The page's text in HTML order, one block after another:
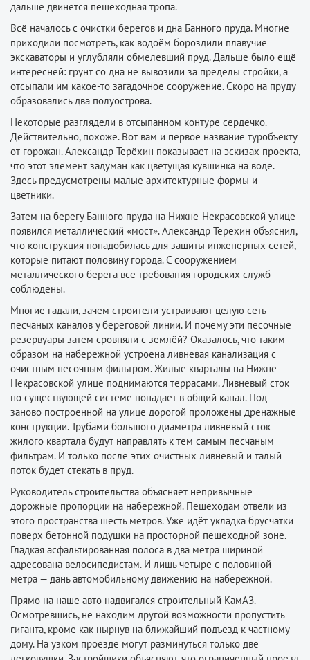
дальше двинется пешеходная тропа.
Всё началось с очистки берегов и дна Банного пруда. Многие
приходили посмотреть, как водоём бороздили плавучие
экскаваторы и углубляли обмелевший пруд. Дальше было ещё
интересней: грунт со дна не вывозили за пределы стройки, а
отсыпали им какое-то загадочное сооружение. Скоро на пруду
образовались два полуострова.
Некоторые разглядели в отсыпанном контуре сердечко.
Действительно, похоже. Вот вам и первое название туробъекту
от горожан. Александр Терёхин показывает на эскизах проекта,
что этот элемент задуман как цветущая кувшинка на воде.
Здесь предусмотрены малые архитектурные формы и
цветники.
Затем на берегу Банного пруда на Нижне-Некрасовской улице
появился металлический «мост». Александр Терёхин объяснил,
что конструкция понадобилась для защиты инженерных сетей,
которые питают половину города. С сооружением
металлического берега все требования городских служб
соблюдены.
Многие гадали, зачем строители устраивают целую сеть
песчаных каналов у береговой линии. И почему эти песочные
резервуары затем сровняли с землёй? Оказалось, что таким
образом на набережной устроена ливневая канализация с
очистным песочным фильтром. Жилые кварталы на Нижне-
Некрасовской улице поднимаются террасами. Ливневый сток
по существующей системе попадает в общий канал. Под
заново построенной на улице дорогой проложены дренажные
конструкции. Трубами большого диаметра ливневый сток
жилого квартала будут направлять к тем самым песчаным
фильтрам. И только после этих очистных ливневый и талый
поток будет стекать в пруд.
Руководитель строительства объясняет непривычные
дорожные пропорции на набережной. Пешеходам отвели из
этого пространства шесть метров. Уже идёт укладка брусчатки
поверх бетонной подушки на просторной пешеходной зоне.
Гладкая асфальтированная полоса в два метра шириной
адресована велосипедистам. И лишь четыре с половиной
метра — дань автомобильному движению на набережной.
Прямо на наше авто надвигался строительный КамАЗ.
Осмотревшись, не находим другой возможности пропустить
гиганта, кроме как нырнув на ближайший подъезд к частному
дому. На узком проезде могут разминуться только две